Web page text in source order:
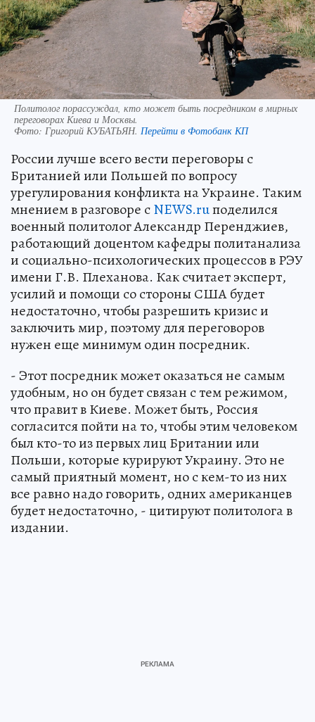
Политолог порассуждал, кто может быть посредником в мирных
переговорах Киева и Москвы.
Фото: Григорий КУБАТЬЯН. Перейти в Фотобанк КП
России лучше всего вести переговоры с
Британией или Польшей по вопросу
урегулирования конфликта на Украине. Таким
мнением в разговоре сNEWS.ruподелился
военный политолог Александр Перенджиев,
работающий доцентом кафедры политанализа
и социально-психологических процессов в РЭУ
имени Г.В. Плеханова. Как считает эксперт,
усилий и помощи со стороны США будет
недостаточно, чтобы разрешить кризис и
заключить мир, поэтому для переговоров
нужен еще минимум один посредник.
- Этот посредник может оказаться не самым
удобным, но он будет связан с тем режимом,
что правит в Киеве. Может быть, Россия
согласится пойти на то, чтобы этим человеком
был кто-то из первых лиц Британии или
Польши, которые курируют Украину. Это не
самый приятный момент, но с кем-то из них
все равно надо говорить, одних американцев
будет недостаточно, - цитируют политолога в
издании.